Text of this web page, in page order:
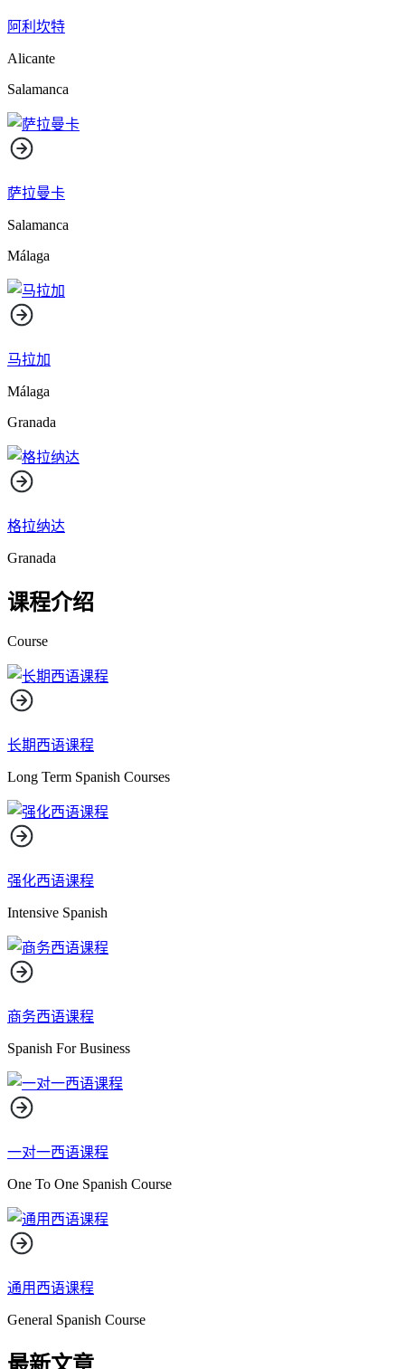
阿利坎特
Alicante
Salamanca
萨拉曼卡
Salamanca
Málaga
马拉加
Málaga
Granada
格拉纳达
Granada
课程介绍
Course
长期西语课程
Long Term Spanish Courses
强化西语课程
Intensive Spanish
商务西语课程
Spanish For Business
一对一西语课程
One To One Spanish Course
通用西语课程
General Spanish Course